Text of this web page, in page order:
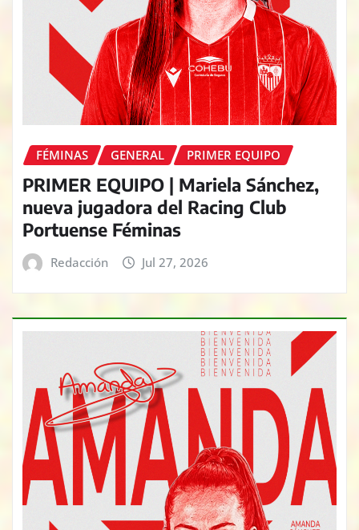
FÉMINAS GENERAL PRIMER EQUIPO
PRIMER EQUIPO | Mariela Sánchez,
nueva jugadora del Racing Club
Portuense Féminas
Redacción Jul 27, 2026